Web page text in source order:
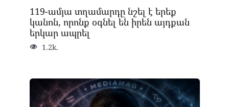
119-ամյա տղամարդը նշել է երեք
կանոն, որոնք օգնել են իրեն այդքան
երկար ապրել
1.2k.